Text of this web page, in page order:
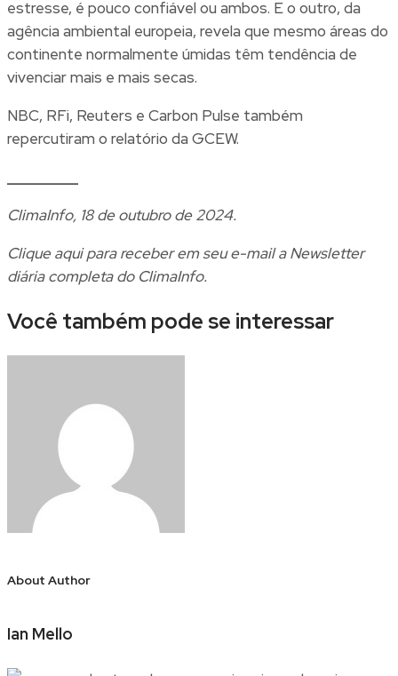
estresse, é pouco confiável ou ambos. E o outro, da
agência ambiental europeia, revela que mesmo áreas do
continente normalmente úmidas têm tendência de
vivenciar mais e mais secas.
NBC, RFi, Reuters e Carbon Pulse também
repercutiram o relatório da GCEW.
ClimaInfo, 18 de outubro de 2024.
Cliqueaquipara receber em seu e-mail a Newsletter
diária completa do ClimaInfo.
Você também pode se interessar
About Author
Ian Mello